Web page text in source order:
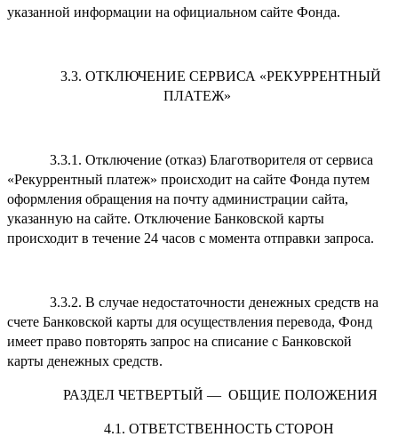
указанной информации на официальном сайте Фонда.
3.3. ОТКЛЮЧЕНИЕ СЕРВИСА «РЕКУРРЕНТНЫЙ
ПЛАТЕЖ»
3.3.1. Отключение (отказ) Благотворителя от сервиса
«Рекуррентный платеж» происходит на сайте Фонда путем
оформления обращения на почту администрации сайта,
указанную на сайте. Отключение Банковской карты
происходит в течение 24 часов с момента отправки запроса.
3.3.2. В случае недостаточности денежных средств на
счете Банковской карты для осуществления перевода, Фонд
имеет право повторять запрос на списание с Банковской
карты денежных средств.
РАЗДЕЛ ЧЕТВЕРТЫЙ — ОБЩИЕ ПОЛОЖЕНИЯ
4.1. ОТВЕТСТВЕННОСТЬ СТОРОН